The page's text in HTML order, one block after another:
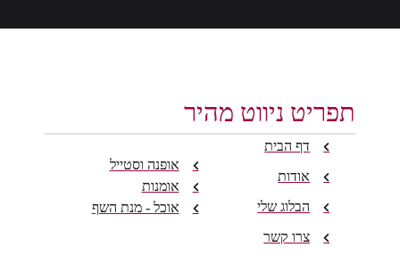
תפריט ניווט מהיר
דף הבית
אודות
הבלוג שלי
צרו קשר
אופנה וסטייל
אומנות
אוכל - מנת השף